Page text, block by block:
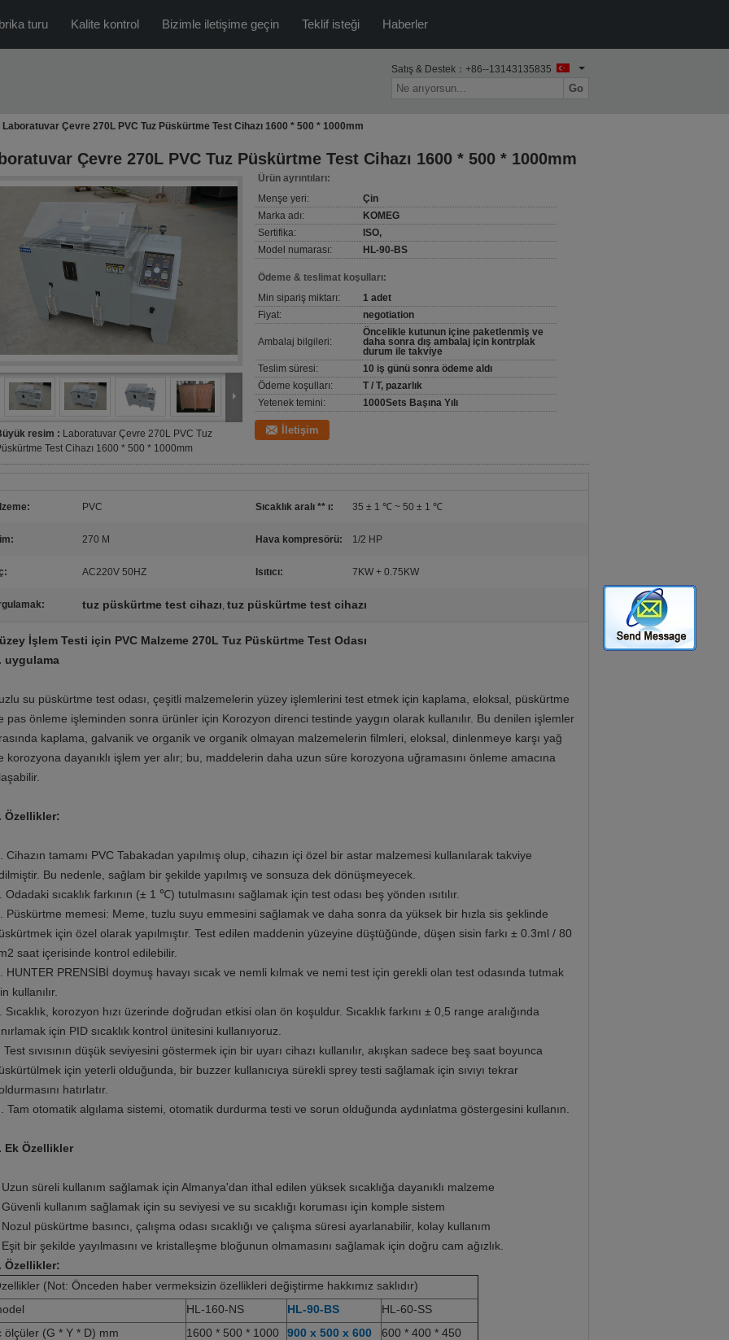
turu Kalite kontrol Bizimle iletişime geçin Teklif isteği Haberler
Satış & Destek： +86--13143135835
Go
Laboratuvar Çevre 270L PVC Tuz Püskürtme Test Cihazı 1600 * 500 * 1000mm
Çevre 270L PVC Tuz Püskürtme Test Cihazı 1600 * 500 * 1000mm
resim : Laboratuvar Çevre 270L PVC Tuz
Test Cihazı 1600 * 500 * 1000mm
Ürün ayrıntıları:
Menşe yeri:
Çin
Marka adı:
KOMEG
Sertifika:
ISO,
Model numarası:
HL-90-BS
Ödeme & teslimat koşulları:
Min sipariş miktarı:
1 adet
Fiyat:
negotiation
Ambalaj bilgileri:
Öncelikle kutunun içine paketlenmiş ve
daha sonra dış ambalaj için kontrplak
durum ile takviye
Teslim süresi:
10 iş günü sonra ödeme aldı
Ödeme koşulları:
T / T, pazarlık
Yetenek temini:
1000Sets Başına Yılı
İletişim
PVC Sıcaklık aralı ** ı: 35 ± 1 ℃ ~ 50 ± 1 ℃
270 M Hava kompresörü: 1/2 HP
AC220V 50HZ Isıtıcı: 7KW + 0.75KW
tuz püskürtme test cihazı, tuz püskürtme test cihazı
İşlem Testi için PVC Malzeme 270L Tuz Püskürtme Test Odası
uygulama
su püskürtme test odası, çeşitli malzemelerin yüzey işlemlerini test etmek için kaplama, eloksal, püskürtme
pas önleme işleminden sonra ürünler için Korozyon direnci testinde yaygın olarak kullanılır. Bu denilen işlemler
kaplama, galvanik ve organik ve organik olmayan malzemelerin filmleri, eloksal, dinlenmeye karşı yağ
korozyona dayanıklı işlem yer alır; bu, maddelerin daha uzun süre korozyona uğramasını önleme amacına
Özellikler:
Cihazın tamamı PVC Tabakadan yapılmış olup, cihazın içi özel bir astar malzemesi kullanılarak takviye
Bu nedenle, sağlam bir şekilde yapılmış ve sonsuza dek dönüşmeyecek.
Odadaki sıcaklık farkının (± 1 ℃) tutulmasını sağlamak için test odası beş yönden ısıtılır.
Püskürtme memesi: Meme, tuzlu suyu emmesini sağlamak ve daha sonra da yüksek bir hızla sis şeklinde
için özel olarak yapılmıştır. Test edilen maddenin yüzeyine düştüğünde, düşen sisin farkı ± 0.3ml / 80
saat içerisinde kontrol edilebilir.
HUNTER PRENSİBİ doymuş havayı sıcak ve nemli kılmak ve nemi test için gerekli olan test odasında tutmak
kullanılır.
Sıcaklık, korozyon hızı üzerinde doğrudan etkisi olan ön koşuldur. Sıcaklık farkını ± 0,5 range aralığında
için PID sıcaklık kontrol ünitesini kullanıyoruz.
Test sıvısının düşük seviyesini göstermek için bir uyarı cihazı kullanılır, akışkan sadece beş saat boyunca
için yeterli olduğunda, bir buzzer kullanıcıya sürekli sprey testi sağlamak için sıvıyı tekrar
hatırlatır.
Tam otomatik algılama sistemi, otomatik durdurma testi ve sorun olduğunda aydınlatma göstergesini kullanın.
Ek Özellikler
süreli kullanım sağlamak için Almanya'dan ithal edilen yüksek sıcaklığa dayanıklı malzeme
kullanım sağlamak için su seviyesi ve su sıcaklığı koruması için komple sistem
püskürtme basıncı, çalışma odası sıcaklığı ve çalışma süresi ayarlanabilir, kolay kullanım
bir şekilde yayılmasını ve kristalleşme bloğunun olmamasını sağlamak için doğru cam ağızlık.
Özellikler:
(Not: Önceden haber vermeksizin özellikleri değiştirme hakkımız saklıdır)
HL-160-NS HL-90-BS
HL-60-SS
ölçüler (G * Y * D) mm
1600 * 500 * 1000 900 x 500 x 600
600 * 400 * 450